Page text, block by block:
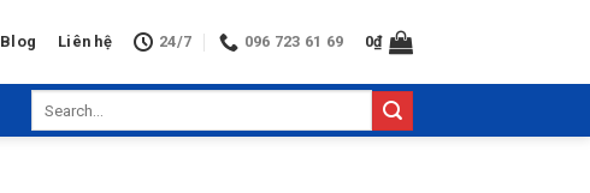
Blog Liên hệ 24/7 096 723 61 69 0₫